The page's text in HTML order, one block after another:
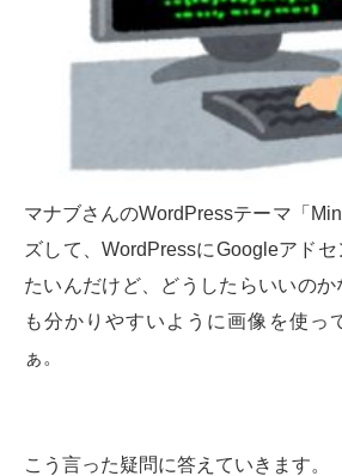
マナブさんのWordPressテーマ「
ズして、WordPressにGoogleアド
たいんだけど、どうしたらいいの
も分かりやすいように画像を使っ
ぁ。
こう言った疑問に答えていきます。